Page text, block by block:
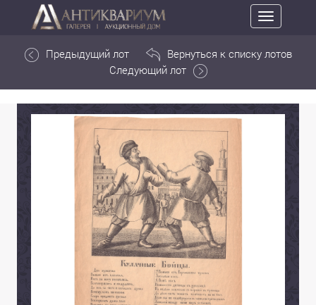
Toggle
navigation
Предыдущий лот
Вернуться к списку лотов
Следующий лот